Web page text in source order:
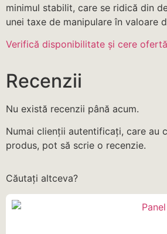
minimul stabilit, care se ridică din
unei taxe de manipulare în valoare
Verifică disponibilitate și cere
Recenzii
Nu există recenzii până acum.
Numai clienții autentificați, care au
produs, pot să scrie o recenzie.
Căutați altceva?